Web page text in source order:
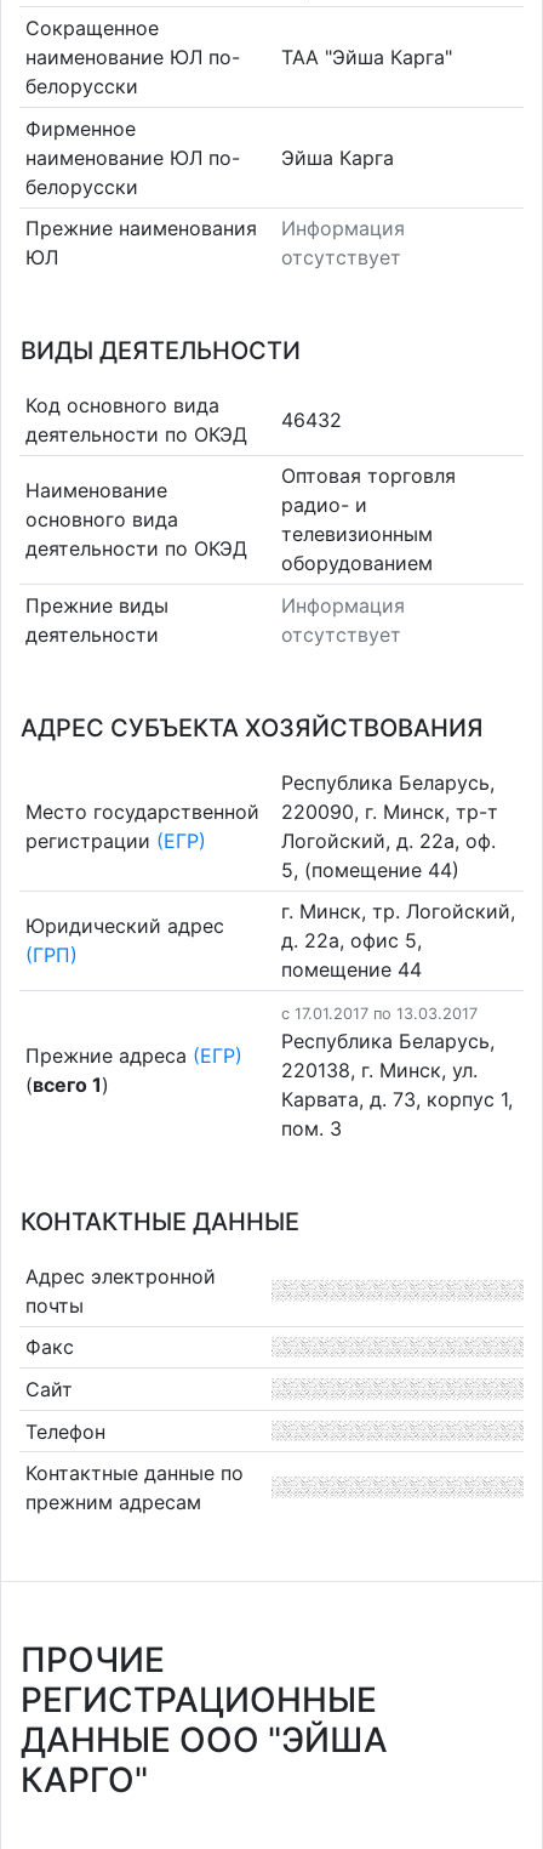
Сокращенное
наименование ЮЛ по-
белорусски
ТАА "Эйша Карга"
Фирменное
наименование ЮЛ по-
белорусски
Эйша Карга
Прежние наименования
ЮЛ
Информация
отсутствует
ВИДЫ ДЕЯТЕЛЬНОСТИ
Код основного вида
деятельности по ОКЭД
46432
Наименование
основного вида
деятельности по ОКЭД
Оптовая торговля
радио- и
телевизионным
оборудованием
Прежние виды
деятельности
Информация
отсутствует
АДРЕС СУБЪЕКТА ХОЗЯЙСТВОВАНИЯ
Место государственной
регистрации (ЕГР)
Республика Беларусь,
220090, г. Минск, тр-т
Логойский, д. 22а, оф.
5, (помещение 44)
Юридический адрес
(ГРП)
г. Минск, тр. Логойский,
д. 22а, офис 5,
помещение 44
Прежние адреса (ЕГР)
(всего 1)
c 17.01.2017 по 13.03.2017
Республика Беларусь,
220138, г. Минск, ул.
Карвата, д. 73, корпус 1,
пом. 3
КОНТАКТНЫЕ ДАННЫЕ
Адрес электронной
почты
Факс
Сайт
Телефон
Контактные данные по
прежним адресам
ПРОЧИЕ
РЕГИСТРАЦИОННЫЕ
ДАННЫЕ ООО "ЭЙША
КАРГО"